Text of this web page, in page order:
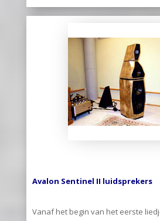
Avalon Sentinel II luidsprekers
Vanaf het begin van het eerste